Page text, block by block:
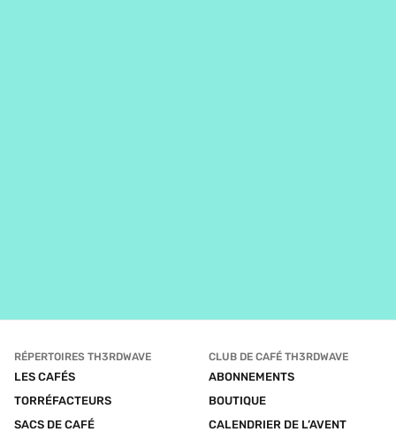
RÉPERTOIRES TH3RDWAVE
LES CAFÉS
TORRÉFACTEURS
SACS DE CAFÉ
CLUB DE CAFÉ TH3RDWAVE
ABONNEMENTS
BOUTIQUE
CALENDRIER DE L’AVENT